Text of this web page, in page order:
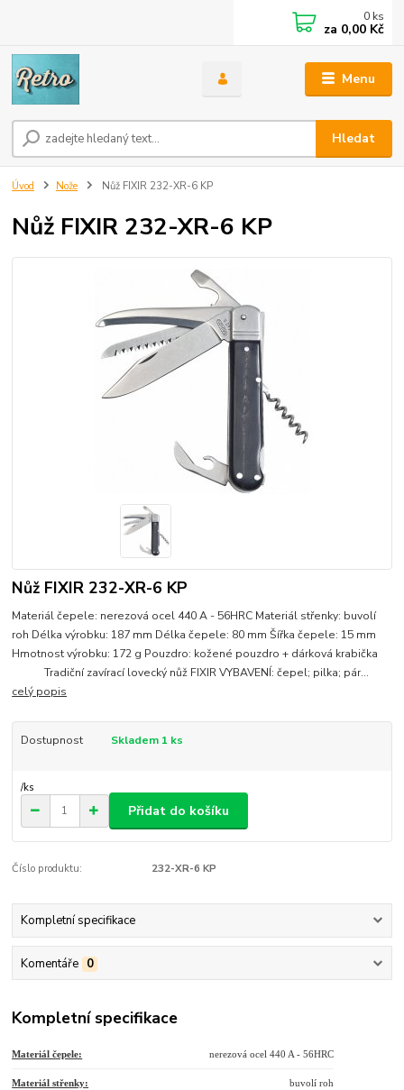
Menu
Hledat
0 ks
za 0,00 Kč
Úvod Nože Nůž FIXIR 232-XR-6 KP
Nůž FIXIR 232-XR-6 KP
Nůž FIXIR 232-XR-6 KP
Materiál čepele: nerezová ocel 440 A - 56HRC Materiál střenky: buvolí
roh Délka výrobku: 187 mm Délka čepele: 80 mm Šířka čepele: 15 mm
Hmotnost výrobku: 172 g Pouzdro: kožené pouzdro + dárková krabička
Tradiční zavírací lovecký nůž FIXIR VYBAVENÍ: čepel; pilka; pár...
celý popis
Dostupnost Skladem 1 ks
/ks
Přidat do košíku
Číslo produktu: 232-XR-6 KP
Kompletní specifikace
Komentáře 0
Kompletní specifikace
Materiál čepele: nerezová ocel 440 A - 56HRC
Materiál střenky: buvolí roh